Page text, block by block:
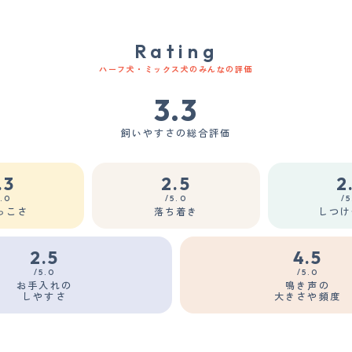
Rating
ハーフ犬・ミックス犬のみんなの評価
3.3
飼いやすさの総合評価
こさ
2.5
/5.0
落ち着き
/
しつ
2.5
/5.0
お手入れの
しやすさ
4.5
/5.0
鳴き声の
大きさや頻度